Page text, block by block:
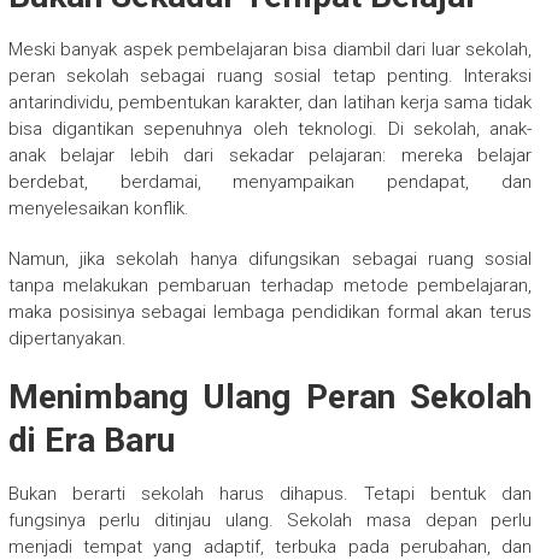
Meski banyak aspek pembelajaran bisa diambil dari luar sekolah,
peran sekolah sebagai ruang sosial tetap penting. Interaksi
antarindividu, pembentukan karakter, dan latihan kerja sama tidak
bisa digantikan sepenuhnya oleh teknologi. Di sekolah, anak-
anak belajar lebih dari sekadar pelajaran: mereka belajar
berdebat, berdamai, menyampaikan pendapat, dan
menyelesaikan konflik.
Namun, jika sekolah hanya difungsikan sebagai ruang sosial
tanpa melakukan pembaruan terhadap metode pembelajaran,
maka posisinya sebagai lembaga pendidikan formal akan terus
dipertanyakan.
Menimbang Ulang Peran Sekolah
di Era Baru
Bukan berarti sekolah harus dihapus. Tetapi bentuk dan
fungsinya perlu ditinjau ulang. Sekolah masa depan perlu
menjadi tempat yang adaptif, terbuka pada perubahan, dan